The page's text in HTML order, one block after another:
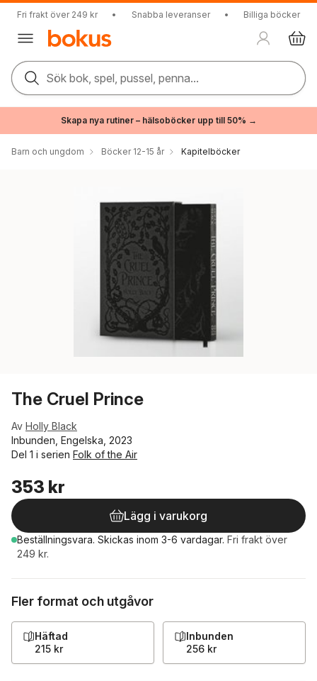
Fri frakt över 249 kr • Snabba leveranser • Billiga böcker
Sök bok, spel, pussel, penna...
Skapa nya rutiner – hälsoböcker upp till 50% →
Barn och ungdom Böcker 12-15 år Kapitelböcker
The Cruel Prince
Av Holly Black
Inbunden, Engelska, 2023
Del 1 i serien Folk of the Air
353 kr
Lägg i varukorg
Beställningsvara. Skickas inom 3-6 vardagar. Fri frakt över
249 kr.
Fler format och utgåvor
Häftad
215 kr
Inbunden
256 kr